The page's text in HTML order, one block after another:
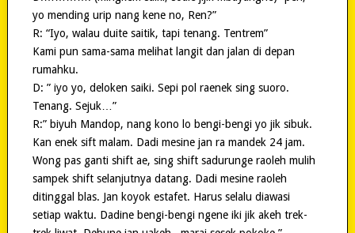
yo mending urip nang kene no, Ren?”
R: “Iyo, walau duite saitik, tapi tenang. Tentrem”
Kami pun sama-sama melihat langit dan jalan di depan
rumahku.
D: ” iyo yo, deloken saiki. Sepi pol raenek sing suoro.
Tenang. Sejuk…”
R:” biyuh Mandop, nang kono lo bengi-bengi yo jik sibuk.
Kan enek sift malam. Dadi mesine jan ra mandek 24 jam.
Wong pas ganti shift ae, sing shift sadurunge raoleh mulih
sampek shift selanjutnya datang. Dadi mesine raoleh
ditinggal blas. Jan koyok estafet. Harus selalu diawasi
setiap waktu. Dadine bengi-bengi ngene iki jik akeh trek-